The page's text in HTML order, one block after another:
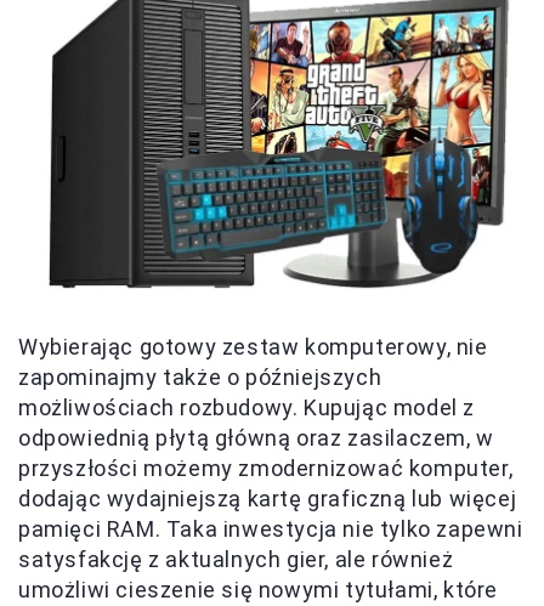
Wybierając gotowy zestaw komputerowy, nie
zapominajmy także o późniejszych
możliwościach rozbudowy. Kupując model z
odpowiednią płytą główną oraz zasilaczem, w
przyszłości możemy zmodernizować komputer,
dodając wydajniejszą kartę graficzną lub więcej
pamięci RAM. Taka inwestycja nie tylko zapewni
satysfakcję z aktualnych gier, ale również
umożliwi cieszenie się nowymi tytułami, które